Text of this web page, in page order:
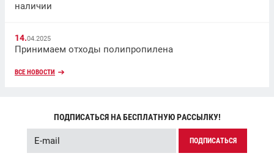
наличии
14.04.2025
Принимаем отходы полипропилена
ВСЕ НОВОСТИ
ПОДПИСАТЬСЯ НА БЕСПЛАТНУЮ РАССЫЛКУ!
ПОДПИСАТЬСЯ